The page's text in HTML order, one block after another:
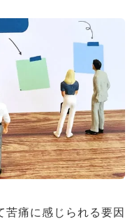
苦痛に感じられる要因